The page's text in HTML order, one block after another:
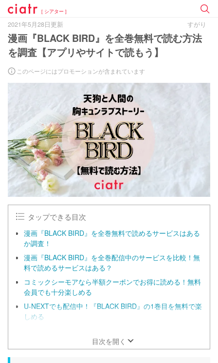
[ シアター ]
2021年5月28日更新 すがり
漫画『BLACK BIRD』を全巻無料で読む方法
を調査【アプリやサイトで読もう】
このページにはプロモーションが含まれています
タップできる目次
漫画『BLACK BIRD』を全巻無料で読めるサービスはある
か調査！
漫画『BLACK BIRD』を全巻配信中のサービスを比較！無
料で読めるサービスはある？
コミックシーモアなら半額クーポンでお得に読める！無料
会員でも十分楽しめる
U-NEXTでも配信中！『BLACK BIRD』の1巻目を無料で楽
しめる
目次を開く